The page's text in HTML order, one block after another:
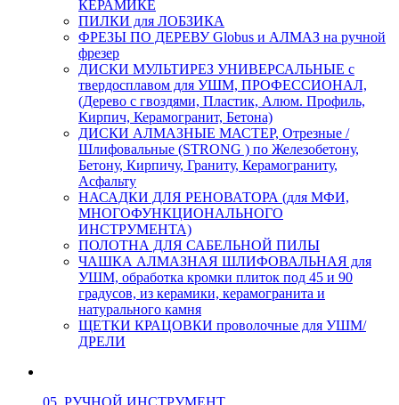
КЕРАМИКЕ
ПИЛКИ для ЛОБЗИКА
ФРЕЗЫ ПО ДЕРЕВУ Globus и АЛМАЗ на ручной
фрезер
ДИСКИ МУЛЬТИРЕЗ УНИВЕРСАЛЬНЫЕ с
твердосплавом для УШМ, ПРОФЕССИОНАЛ,
(Дерево с гвоздями, Пластик, Алюм. Профиль,
Кирпич, Керамогранит, Бетона)
ДИСКИ АЛМАЗНЫЕ МАСТЕР, Отрезные /
Шлифовальные (STRONG ) по Железобетону,
Бетону, Кирпичу, Граниту, Керамограниту,
Асфальту
НАСАДКИ ДЛЯ РЕНОВАТОРА (для МФИ,
МНОГОФУНКЦИОНАЛЬНОГО
ИНСТРУМЕНТА)
ПОЛОТНА ДЛЯ САБЕЛЬНОЙ ПИЛЫ
ЧАШКА АЛМАЗНАЯ ШЛИФОВАЛЬНАЯ для
УШМ, обработка кромки плиток под 45 и 90
градусов, из керамики, керамогранита и
натурального камня
ЩЕТКИ КРАЦОВКИ проволочные для УШМ/
ДРЕЛИ
05. РУЧНОЙ ИНСТРУМЕНТ